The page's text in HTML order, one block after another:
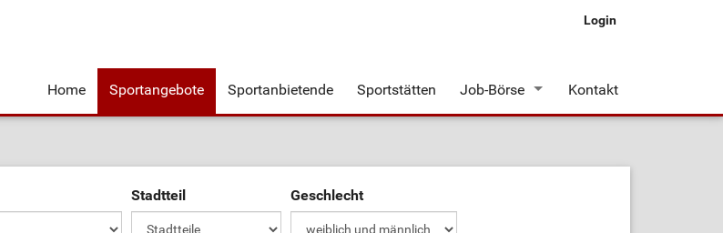
Login
Home Sportangebote Sportanbietende Sportstätten Job-Börse Kontakt
Stadtteil Geschlecht